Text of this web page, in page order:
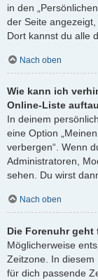
in den
der Seite
Dort kannst du alle
Nach oben
Wie kann ich
Online-Liste
In deinem
eine Option
verbergen“. Wenn
Administratoren,
sehen. Du wirst
Nach oben
Die Forenuhr geht
Möglicherweise
Zeitzone. In diesem
für dich passende